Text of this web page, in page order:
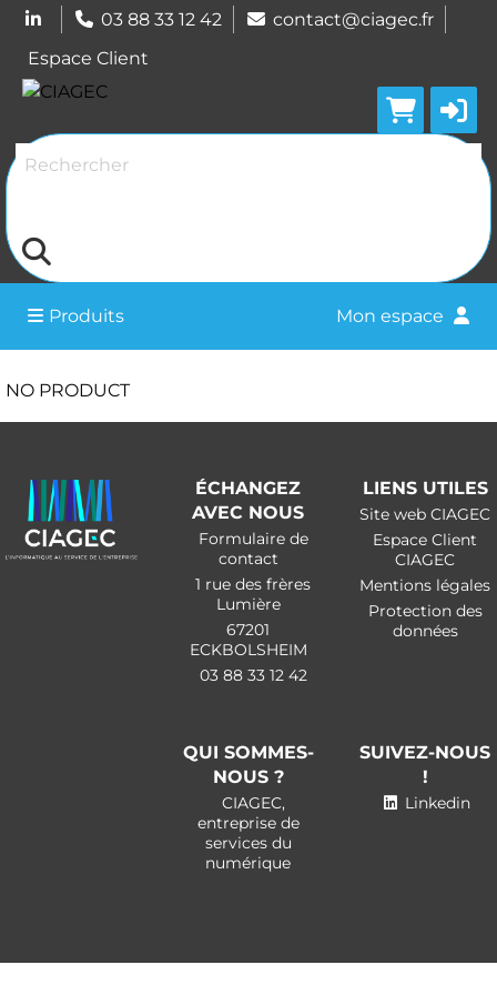
03 88 33 12 42
contact@ciagec.fr
Espace Client
Rechercher
Produits Mon espace
NO PRODUCT
ÉCHANGEZ
AVEC NOUS
Formulaire de
contact
1 rue des frères
Lumière
67201
ECKBOLSHEIM
03 88 33 12 42
LIENS UTILES
Site web CIAGEC
Espace Client
CIAGEC
Mentions légales
Protection des
données
QUI SOMMES-
NOUS ?
CIAGEC,
entreprise de
services du
numérique
SUIVEZ-NOUS
!
Linkedin